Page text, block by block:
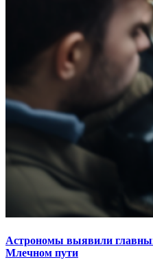
Астрономы выявили
Млечном пути